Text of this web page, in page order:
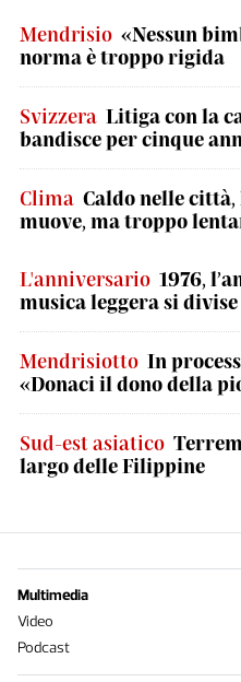
Mendrisio «Nessun
norma è troppo rigida
Svizzera Litiga con la
bandisce per cinque
Clima Caldo nelle città,
muove, ma troppo
L'anniversario 1976,
musica leggera si divise
Mendrisiotto In
«Donaci il dono della
Sud-est asiatico
largo delle Filippine
Multimedia
Video
Podcast